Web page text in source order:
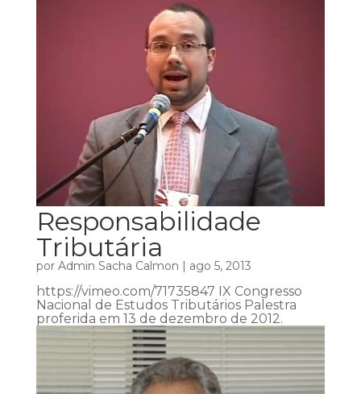
Responsabilidade
Tributária
por Admin Sacha Calmon | ago 5, 2013
https://vimeo.com/71735847 IX Congresso
Nacional de Estudos Tributários Palestra
proferida em 13 de dezembro de 2012.